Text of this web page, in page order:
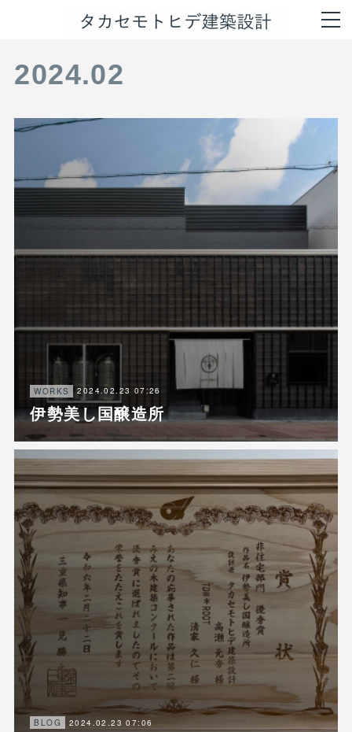
2024.02
WORKS 2024.02.23 07:26
伊勢美し国醸造所
BLOG 2024.02.23 07:06